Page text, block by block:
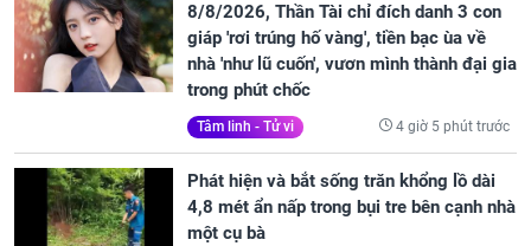
8/8/2026, Thần Tài chỉ đích danh 3 con
giáp 'rơi trúng hố vàng', tiền bạc ùa về
nhà 'như lũ cuốn', vươn mình thành đại gia
trong phút chốc
Tâm linh - Tử vi 4 giờ 5 phút trước
Phát hiện và bắt sống trăn khổng lồ dài
4,8 mét ẩn nấp trong bụi tre bên cạnh nhà
một cụ bà